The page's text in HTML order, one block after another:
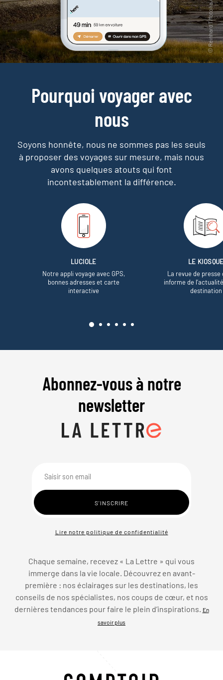
Pourquoi voyager avec
nous
Soyons honnête, nous ne sommes pas les seuls
à proposer des voyages sur mesure, mais nous
avons quelques atouts qui font
incontestablement la différence.
LUCIOLE
Notre appli voyage avec GPS,
bonnes adresses et carte
interactive
LE
La revue de presse
informe de
destination
Abonnez-vous à notre
newsletter
Lire notre politique de confidentialité
Chaque semaine, recevez « La Lettre » qui vous
immerge dans la vie locale. Découvrez en avant-
première : nos éclairages sur les destinations, les
conseils de nos spécialistes, nos coups de cœur, et nos
dernières tendances pour faire le plein d’inspirations. En
savoir plus